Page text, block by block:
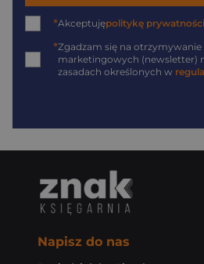
*Akceptujępolitykę prywatności
*Zgadzam się na
marketingowych (newsletter)
zasadach określonych w
Napisz do nas